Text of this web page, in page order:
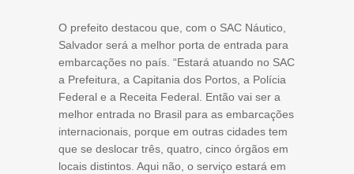
O prefeito destacou que, com o SAC Náutico,
Salvador será a melhor porta de entrada para
embarcações no país. “Estará atuando no SAC
a Prefeitura, a Capitania dos Portos, a Polícia
Federal e a Receita Federal. Então vai ser a
melhor entrada no Brasil para as embarcações
internacionais, porque em outras cidades tem
que se deslocar três, quatro, cinco órgãos em
locais distintos. Aqui não, o serviço estará em